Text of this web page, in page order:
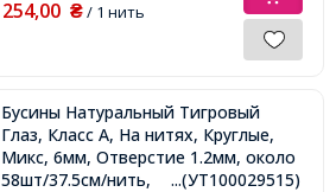
254,00 ₴/ 1 нить
Бусины Натуральный Тигровый
Глаз, Класс А, На нитях, Круглые,
Микс, 6мм, Отверстие 1.2мм, около
58шт/37.5см/нить,
...(УТ100029515)